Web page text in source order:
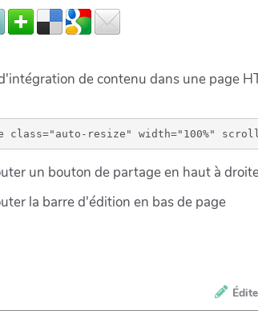
de contenu dans une page
un bouton de partage en haut à
la barre d'édition en bas de page